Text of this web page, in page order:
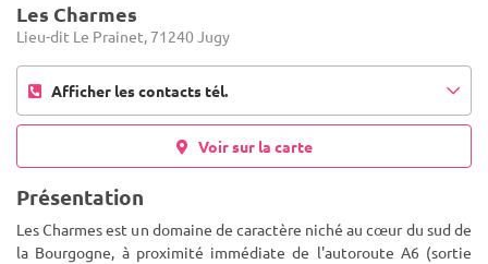
Les Charmes
Lieu-dit Le Prainet, 71240 Jugy
Afficher les contacts tél.
Voir sur la carte
Présentation
Les Charmes est un domaine de caractère niché au cœur du sud de
la Bourgogne, à proximité immédiate de l'autoroute A6 (sortie